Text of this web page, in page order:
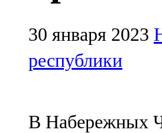
106,2 FM
Минзәлә
107,3 FM
30 января 2023
республики
В Набережных